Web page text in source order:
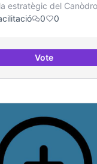
estratègic del
0 0
VoteEspai on la